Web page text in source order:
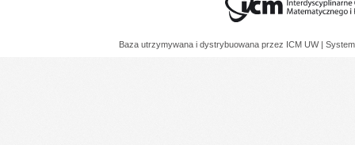
Baza utrzymywana i dystrybuowana przez ICM UW |